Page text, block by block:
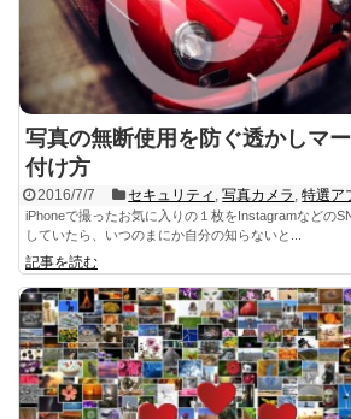
写真の無断使用を防ぐ透かしマ
付け方
2016/7/7 セキュリティ ,写真カメラ ,特選ア
iPhoneで撮ったお気に入りの１枚をInstagramなどの
していたら、いつのまにか自分の知らないと...
記事を読む